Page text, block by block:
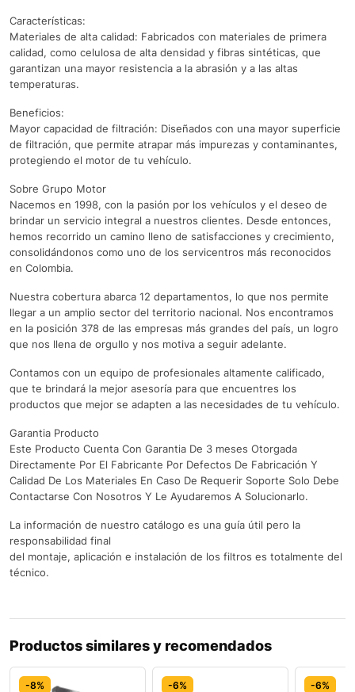
Características:
Materiales de alta calidad: Fabricados con materiales de primera
calidad, como celulosa de alta densidad y fibras sintéticas, que
garantizan una mayor resistencia a la abrasión y a las altas
temperaturas.
Beneficios:
Mayor capacidad de filtración: Diseñados con una mayor superficie
de filtración, que permite atrapar más impurezas y contaminantes,
protegiendo el motor de tu vehículo.
Sobre Grupo Motor
Nacemos en 1998, con la pasión por los vehículos y el deseo de
brindar un servicio integral a nuestros clientes. Desde entonces,
hemos recorrido un camino lleno de satisfacciones y crecimiento,
consolidándonos como uno de los servicentros más reconocidos
en Colombia.
Nuestra cobertura abarca 12 departamentos, lo que nos permite
llegar a un amplio sector del territorio nacional. Nos encontramos
en la posición 378 de las empresas más grandes del país, un logro
que nos llena de orgullo y nos motiva a seguir adelante.
Contamos con un equipo de profesionales altamente calificado,
que te brindará la mejor asesoría para que encuentres los
productos que mejor se adapten a las necesidades de tu vehículo.
Garantia Producto
Este Producto Cuenta Con Garantia De 3 meses Otorgada
Directamente Por El Fabricante Por Defectos De Fabricación Y
Calidad De Los Materiales En Caso De Requerir Soporte Solo Debe
Contactarse Con Nosotros Y Le Ayudaremos A Solucionarlo.
La información de nuestro catálogo es una guía útil pero la
responsabilidad final
del montaje, aplicación e instalación de los filtros es totalmente del
técnico.
Productos similares y recomendados
-8% -6% -6%